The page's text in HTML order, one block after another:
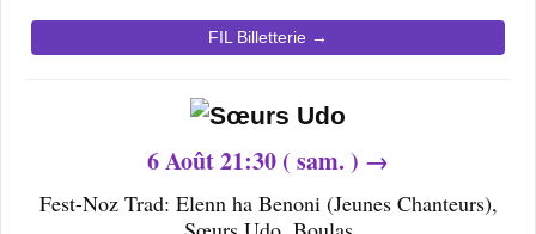
FIL Billetterie →
6Août 21:30 ( sam. ) →
Fest-Noz Trad: Elenn ha Benoni (Jeunes Chanteurs),